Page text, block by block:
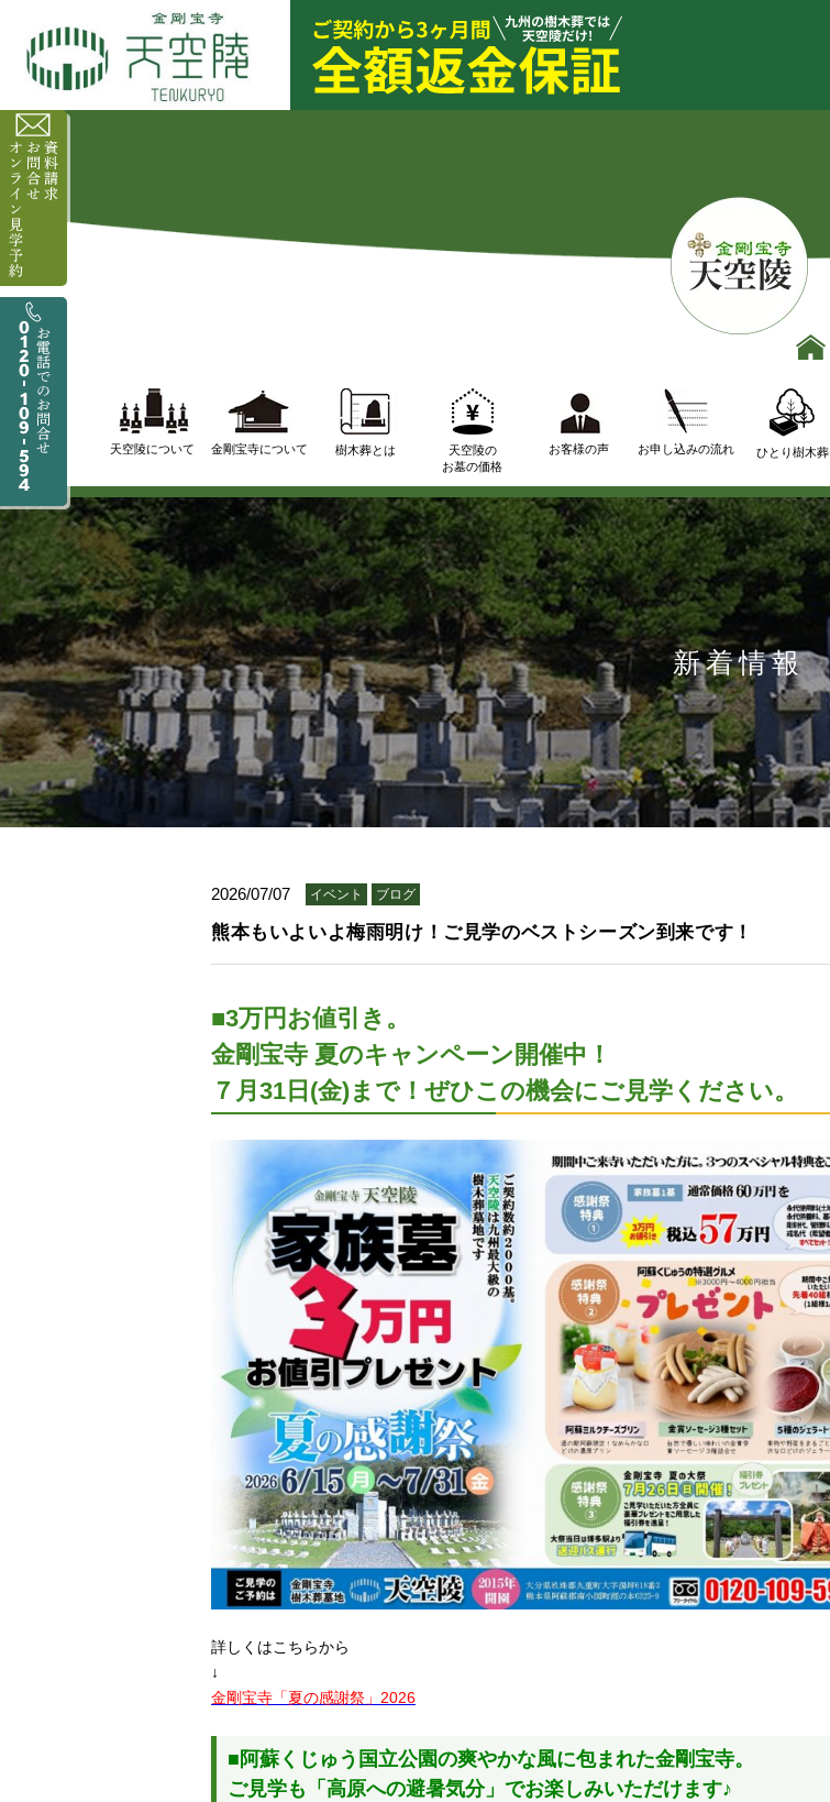
天空陵について 金剛宝寺について 樹木葬とは
天空陵の
お墓の価格
お客様の声 お申し込みの流れ ひとり樹木葬
新着情報
2026/07/07 イベント ブログ
熊本もいよいよ梅雨明け！ご見学のベストシーズン到来です！
■3万円お値引き。
金剛宝寺 夏のキャンペーン開催中！
７月31日(金)まで！ぜひこの機会にご見学ください。
詳しくはこちらから
↓
金剛宝寺「夏の感謝祭」2026
■阿蘇くじゅう国立公園の爽やかな風に包まれた金剛宝寺。
ご見学も「高原への避暑気分」でお楽しみいただけます♪